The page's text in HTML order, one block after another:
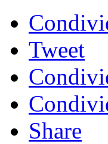
Tweet
Share